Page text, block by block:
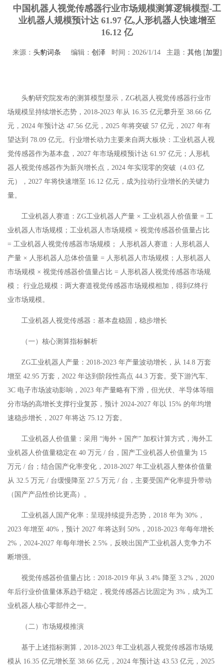
中国机器人视觉传感器行业市场规模测算逻辑模型-工
业机器人规模预计达 61.97 亿,人形机器人快速增至
16.12 亿
来源： 头豹词条 编辑： 创泽时间：2026/1/14 主题： 其他[加盟]
头豹研究院发布的测算模型显示，ZG机器人视觉传感器行业市
场规模呈持续增长态势，2018-2023 年从 16.35 亿元攀升至 38.66 亿
元，2024 年预计达 47.56 亿元，2025 年将突破 57 亿元，2027 年有
望达到 78.09 亿元。行业增长动力主要来自两大板块：工业机器人视
觉传感器作为基本盘，2027 年市场规模预计达 61.97 亿元；人形机
器人视觉传感器作为新兴增长点，2024 年实现零的突破（4.03 亿
元），2027 年将快速增至 16.12 亿元，成为拉动行业增长的关键力
量。
工业机器人赛道：ZG工业机器人产量 × 工业机器人价值量 = 工
业机器人市场规模；工业机器人市场规模 × 视觉传感器价值量占比
= 工业机器人视觉传感器市场规模； 人形机器人赛道：人形机器人
产量 × 人形机器人总体价值量 = 人形机器人市场规模；人形机器人
市场规模 × 视觉传感器价值量占比 = 人形机器人视觉传感器市场规
模； 行业总规模：两大赛道视觉传感器市场规模相加，得到Z终行
业市场规模。
工业机器人视觉传感器：基本盘稳固，稳步增长
（一）核心测算指标解析
ZG工业机器人产量：2018-2023 年产量波动增长，从 14.8 万套
增至 42.95 万套，2022 年达到阶段性高点 44.3 万套。受下游汽车、
3C 电子市场波动影响，2023 年产量略有下滑，但光伏、半导体等细
分市场的高增长支撑行业复苏，预计 2024-2027 年以 15% 的年均增
速稳步增长，2027 年将达 75.12 万套。
工业机器人价值量：采用 “海外 + 国产” 加权计算方式，海外工
业机器人价值量稳定在 40 万元 / 台，国产工业机器人价值量为 15
万元 / 台；结合国产化率变化，2018-2027 年工业机器人整体价值量
从 32.5 万元 / 台缓慢降至 27.5 万元 / 台，主要受国产化率提升带动
（国产产品性价比更高）。
工业机器人国产化率：呈现持续提升态势，2018 年为 30%，
2023 年增至 40%，预计 2027 年将达到 50%，2018-2023 年每年增长
2%，2024-2027 年每年增长 2.5%，反映出国产工业机器人竞争力不
断增强。
视觉传感器价值量占比：2018-2019 年从 3.4% 降至 3.2%，2020
年后行业价值量体系趋于稳定，视觉传感器占比固定为 3%，成为工
业机器人核心零部件之一。
（二）市场规模推演
基于上述指标测算，2018-2023 年工业机器人视觉传感器市场规
模从 16.35 亿元增长至 38.66 亿元，2024 年预计达 43.53 亿元，2025